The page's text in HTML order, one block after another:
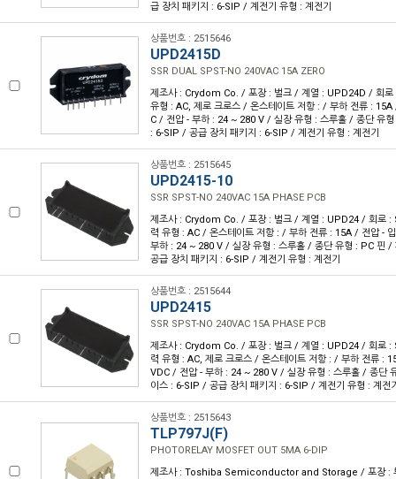
급 장치 패키지 : 6-SIP / 계전기 유형 : 계전기
상품번호 : 2515646
UPD2415D
SSR DUAL SPST-NO 240VAC 15A ZERO
제조사 : Crydom Co. / 포장 : 벌크 / 계열 : UPD24D / 회
유형 : AC, 제로 크로스 / 온스테이트 저항 : / 부하 전류 :
C / 전압 - 부하 : 24 ~ 280 V / 실장 유형 : 스루홀 / 종단 유
: 6-SIP / 공급 장치 패키지 : 6-SIP / 계전기 유형 : 계전기
상품번호 : 2515645
UPD2415-10
SSR SPST-NO 240VAC 15A PHASE PCB
제조사 : Crydom Co. / 포장 : 벌크 / 계열 : UPD24 / 회로 :
력 유형 : AC / 온스테이트 저항 : / 부하 전류 : 15A / 전압 -
부하 : 24 ~ 280 V / 실장 유형 : 스루홀 / 종단 유형 : PC 핀
공급 장치 패키지 : 6-SIP / 계전기 유형 : 계전기
상품번호 : 2515644
UPD2415
SSR SPST-NO 240VAC 15A PHASE PCB
제조사 : Crydom Co. / 포장 : 벌크 / 계열 : UPD24 / 회로 :
력 유형 : AC, 제로 크로스 / 온스테이트 저항 : / 부하 전류 :
VDC / 전압 - 부하 : 24 ~ 280 V / 실장 유형 : 스루홀 / 종단
이스 : 6-SIP / 공급 장치 패키지 : 6-SIP / 계전기 유형 : 계전
상품번호 : 2515643
TLP797J(F)
PHOTORELAY MOSFET OUT 5MA 6-DIP
제조사 : Toshiba Semiconductor and Storage / 포장 :